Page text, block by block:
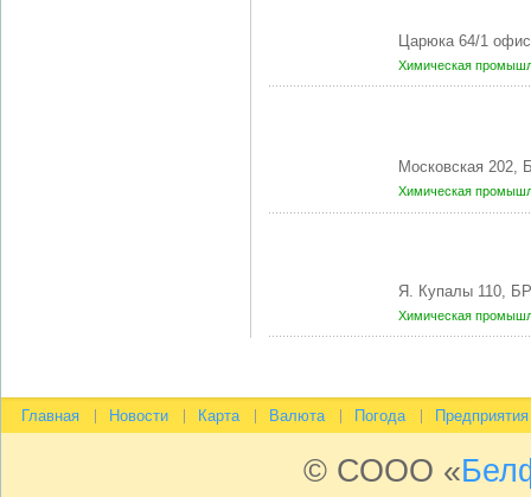
Царюка 64/1
Химическая
Московская 202,
Химическая
Я. Купалы 110,
Химическая
Главная Новости Карта Валюта Погода Предприятия
© СООО «